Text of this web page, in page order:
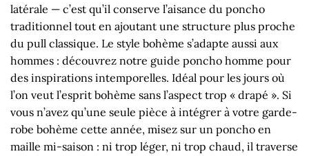
latérale — c’est qu’il conserve l’aisance du poncho
traditionnel tout en ajoutant une structure plus proche
du pull classique. Le style bohème s’adapte aussi aux
hommes : découvrez notre guide poncho homme pour
des inspirations intemporelles. Idéal pour les jours où
l’on veut l’esprit bohème sans l’aspect trop « drapé ». Si
vous n’avez qu’une seule pièce à intégrer à votre garde-
robe bohème cette année, misez sur un poncho en
maille mi-saison : ni trop léger, ni trop chaud, il traverse